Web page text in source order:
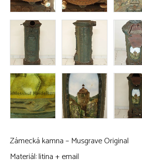
Zámecká kamna – Musgrave Original
Materiál: litina + email